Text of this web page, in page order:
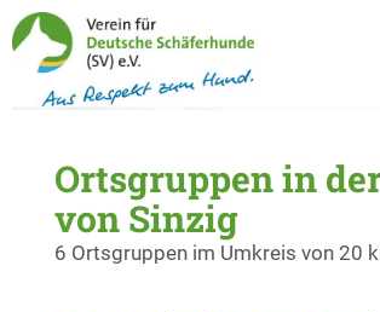
Ortsgruppen in
von Sinzig
6 Ortsgruppen im Umkreis von 20